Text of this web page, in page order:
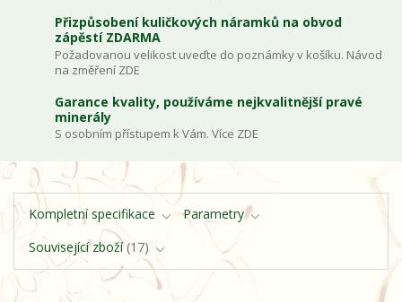
Přizpůsobení kuličkových náramků na obvod
zápěstí ZDARMA
Požadovanou velikost uveďte do poznámky v košíku. Návod
na změření ZDE
Garance kvality, používáme nejkvalitnější pravé
minerály
S osobním přístupem k Vám. Více ZDE
Kompletní specifikace
Parametry
Související zboží 17